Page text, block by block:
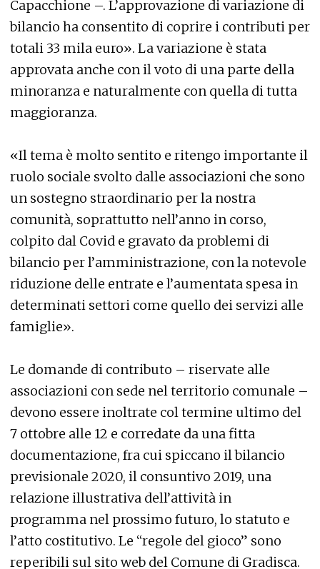
Capacchione –. L’approvazione di variazione di
bilancio ha consentito di coprire i contributi per
totali 33 mila euro». La variazione è stata
approvata anche con il voto di una parte della
minoranza e naturalmente con quella di tutta
maggioranza.
«Il tema è molto sentito e ritengo importante il
ruolo sociale svolto dalle associazioni che sono
un sostegno straordinario per la nostra
comunità, soprattutto nell’anno in corso,
colpito dal Covid e gravato da problemi di
bilancio per l’amministrazione, con la notevole
riduzione delle entrate e l’aumentata spesa in
determinati settori come quello dei servizi alle
famiglie».
Le domande di contributo – riservate alle
associazioni con sede nel territorio comunale –
devono essere inoltrate col termine ultimo del
7 ottobre alle 12 e corredate da una fitta
documentazione, fra cui spiccano il bilancio
previsionale 2020, il consuntivo 2019, una
relazione illustrativa dell’attività in
programma nel prossimo futuro, lo statuto e
l’atto costitutivo. Le “regole del gioco” sono
reperibili sul sito web del Comune di Gradisca.